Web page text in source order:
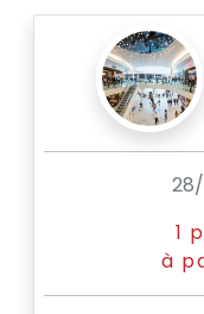
Village
Dijon
Toison d'Or
28/08/26 - 19/09/
1 place